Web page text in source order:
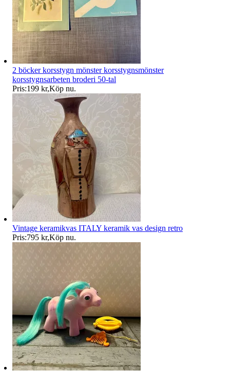
2 böcker korsstygn mönster korsstygnsmönster
korsstygnsarbeten broderi 50-tal
Pris:199 kr,Köp nu.
Vintage keramikvas ITALY keramik vas design retro
Pris:795 kr,Köp nu.